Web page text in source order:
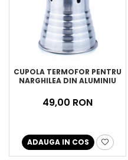
CUPOLA TERMOFOR PENTRU
NARGHILEA DIN ALUMINIU
49,00 RON
ADAUGA IN COS